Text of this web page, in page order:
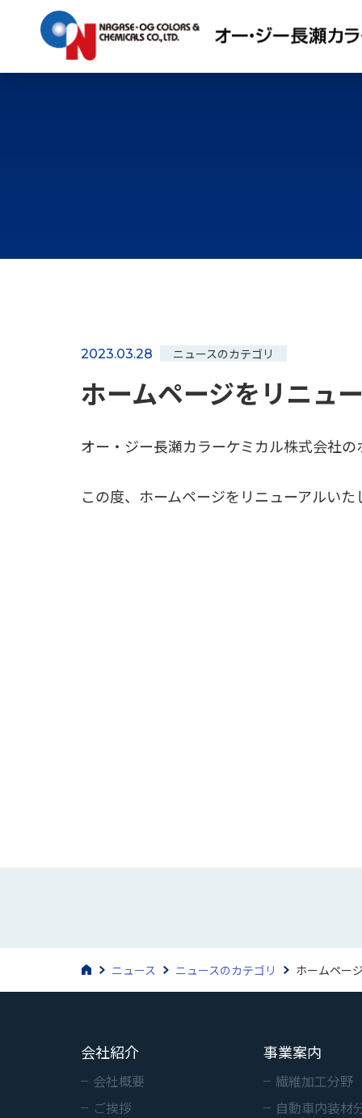
2023.03.28 ニュースのカテゴリ
ホームページをリニュ
オー・ジー長瀬カラーケミカル株式会社
この度、ホームページをリニューアルいた
ニュース ニュースのカテゴリ ホームペー
会社紹介
会社概要
ご挨拶
事業案内
繊維加工分野
自動車内装材